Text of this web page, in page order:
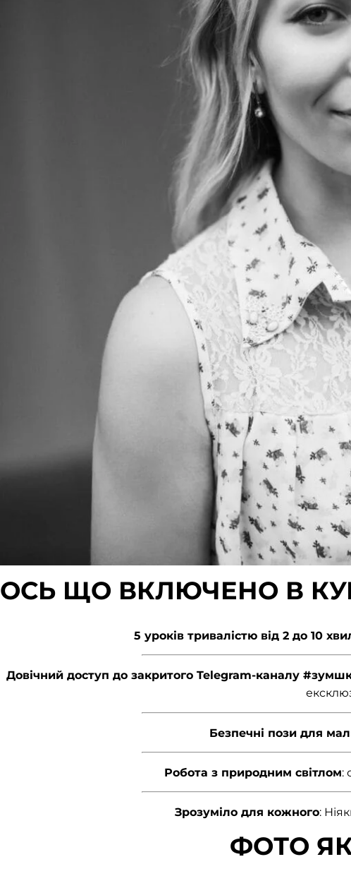
ОСЬ ЩО ВКЛЮЧЕНО В
5 уроків тривалістю від 2 до 10
Довічний доступ до закритого Telegram-каналу
Безпечні пози для
Робота з природним світлом:
Зрозуміло для кожного:
ФОТО